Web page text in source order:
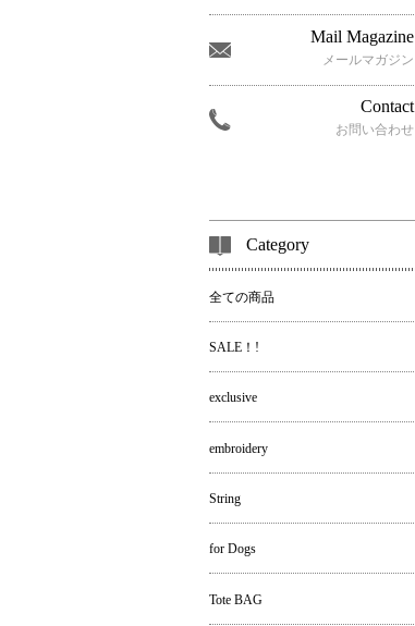
Mail Magazine
メールマガジン
Contact
お問い合わせ
Category
全ての商品
SALE！!
exclusive
embroidery
String
for Dogs
Tote BAG